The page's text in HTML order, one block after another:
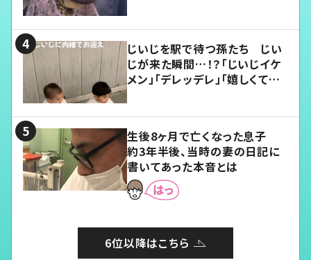
じいじを駅で待つ孫たち じい
じが来た瞬間…！？「じいじイケ
メン」「デレッデレ」「嬉しくて可
生後8ヶ月で亡くなった息子
約3年半後、当時の妻の日記に
書いてあった本音とは
6位以降はこちら